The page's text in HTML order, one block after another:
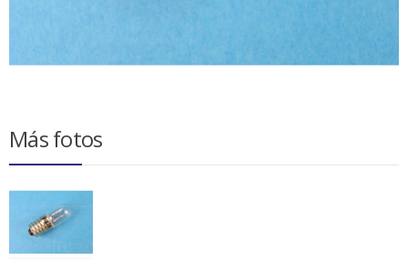
Más fotos